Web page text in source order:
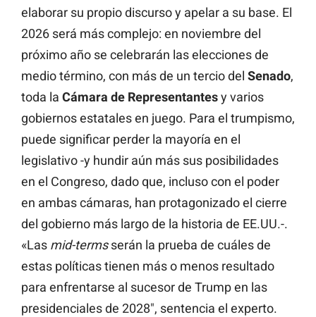
elaborar su propio discurso y apelar a su base. El
2026 será más complejo: en noviembre del
próximo año se celebrarán las elecciones de
medio término, con más de un tercio del Senado,
toda la Cámara de Representantesy varios
gobiernos estatales en juego. Para el trumpismo,
puede significar perder la mayoría en el
legislativo -y hundir aún más sus posibilidades
en el Congreso, dado que, incluso con el poder
en ambas cámaras, han protagonizado el cierre
del gobierno más largo de la historia de EE.UU.-.
«Las mid-termsserán la prueba de cuáles de
estas políticas tienen más o menos resultado
para enfrentarse al sucesor de Trump en las
presidenciales de 2028″, sentencia el experto.